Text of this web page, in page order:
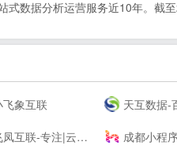
数据分析运营服务近10年。截
飞象互联 天互数据-百度BGP高防机房与云服
注|云主机|云空间|vps主机|拨号vps|虚拟主机|挂机宝|电信服务器|香港服务器 成都小程序开发_网站建设_小程序制作_自助建